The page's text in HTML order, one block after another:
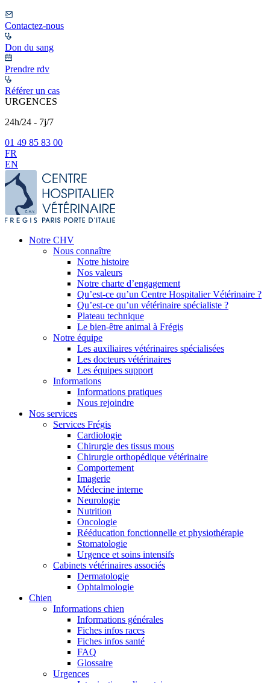
Contactez-nous
Don du sang
Prendre rdv
Référer un cas
URGENCES
24h/24 - 7j/7
01 49 85 83 00
FR
EN
Notre CHV
Nous connaître
Notre histoire
Nos valeurs
Notre charte d’engagement
Qu’est-ce qu’un Centre Hospitalier Vétérinaire ?
Qu’est-ce qu’un vétérinaire spécialiste ?
Plateau technique
Le bien-être animal à Frégis
Notre équipe
Les auxiliaires vétérinaires spécialisées
Les docteurs vétérinaires
Les équipes support
Informations
Informations pratiques
Nous rejoindre
Nos services
Services Frégis
Cardiologie
Chirurgie des tissus mous
Chirurgie orthopédique vétérinaire
Comportement
Imagerie
Médecine interne
Neurologie
Nutrition
Oncologie
Rééducation fonctionnelle et physiothérapie
Stomatologie
Urgence et soins intensifs
Cabinets vétérinaires associés
Dermatologie
Ophtalmologie
Chien
Informations chien
Informations générales
Fiches infos races
Fiches infos santé
FAQ
Glossaire
Urgences